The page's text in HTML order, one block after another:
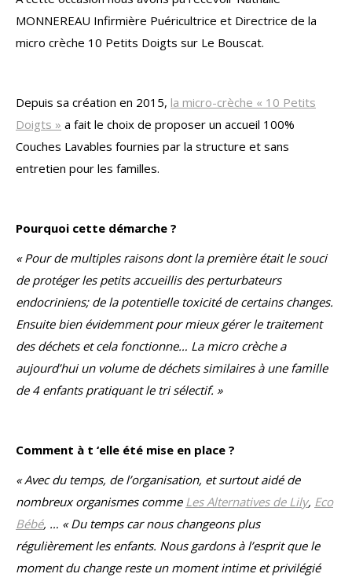
MONNEREAU Infirmière Puéricultrice et Directrice de la
micro crèche 10 Petits Doigts sur Le Bouscat.
Depuis sa création en 2015, la micro-crèche « 10 Petits
Doigts » a fait le choix de proposer un accueil 100%
Couches Lavables fournies par la structure et sans
entretien pour les familles.
Pourquoi cette démarche ?
« Pour de multiples raisons dont la première était le souci
de protéger les petits accueillis des perturbateurs
endocriniens; de la potentielle toxicité de certains changes.
Ensuite bien évidemment pour mieux gérer le traitement
des déchets et cela fonctionne… La micro crèche a
aujourd’hui un volume de déchets similaires à une famille
de 4 enfants pratiquant le tri sélectif. »
Comment à t ‘elle été mise en place ?
« Avec du temps, de l’organisation, et surtout aidé de
nombreux organismes comme Les Alternatives de Lily, Eco
Bébé, … « Du temps car nous changeons plus
régulièrement les enfants. Nous gardons à l’esprit que le
moment du change reste un moment intime et privilégié